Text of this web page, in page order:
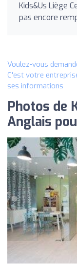
Kids&Us Liège
pas encore
Voulez-vous
C'est votre
ses informations
Photos de
Anglais